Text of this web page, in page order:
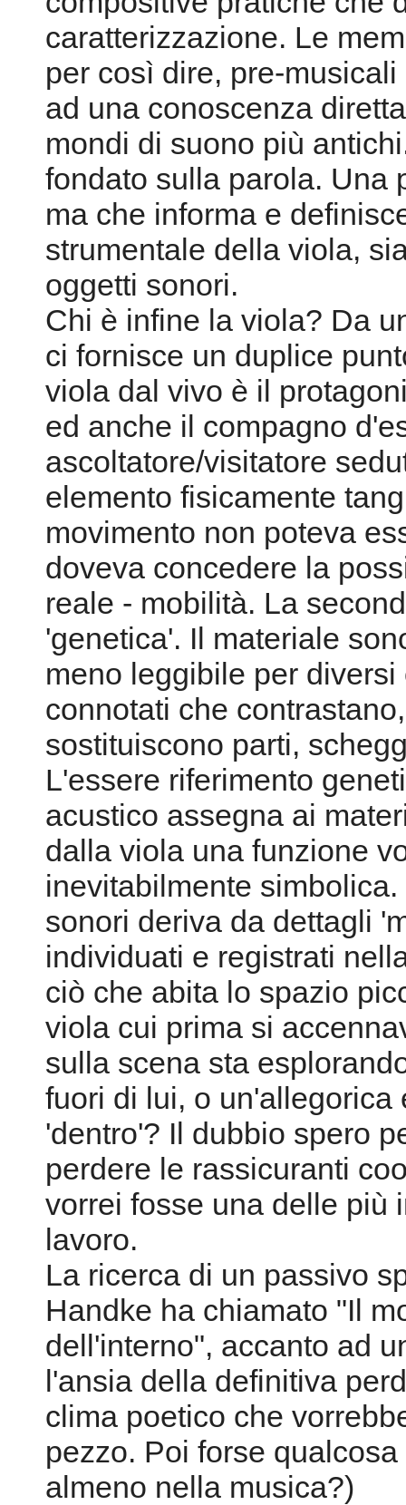
caratterizzazione. Le
per così dire, pre-
ad una conoscenza
mondi di suono più
fondato sulla parola. Una
ma che informa e
strumentale della viola,
oggetti sonori.
Chi è infine la viola? Da
ci fornisce un duplice
viola dal vivo è il
ed anche il compagno
ascoltatore/visitatore
elemento fisicamente
movimento non poteva
doveva concedere la
reale - mobilità. La
'genetica'. Il materiale
meno leggibile per
connotati che
sostituiscono parti,
L'essere riferimento
acustico assegna ai
dalla viola una funzione
inevitabilmente
sonori deriva da dettagli
individuati e registrati
ciò che abita lo spazio
viola cui prima si
sulla scena sta
fuori di lui, o
'dentro'? Il dubbio spero
perdere le rassicuranti
vorrei fosse una delle più
lavoro.
La ricerca di un passivo
Handke ha chiamato "Il
dell'interno", accanto ad
l'ansia della definitiva
clima poetico che
pezzo. Poi forse
almeno nella musica?)